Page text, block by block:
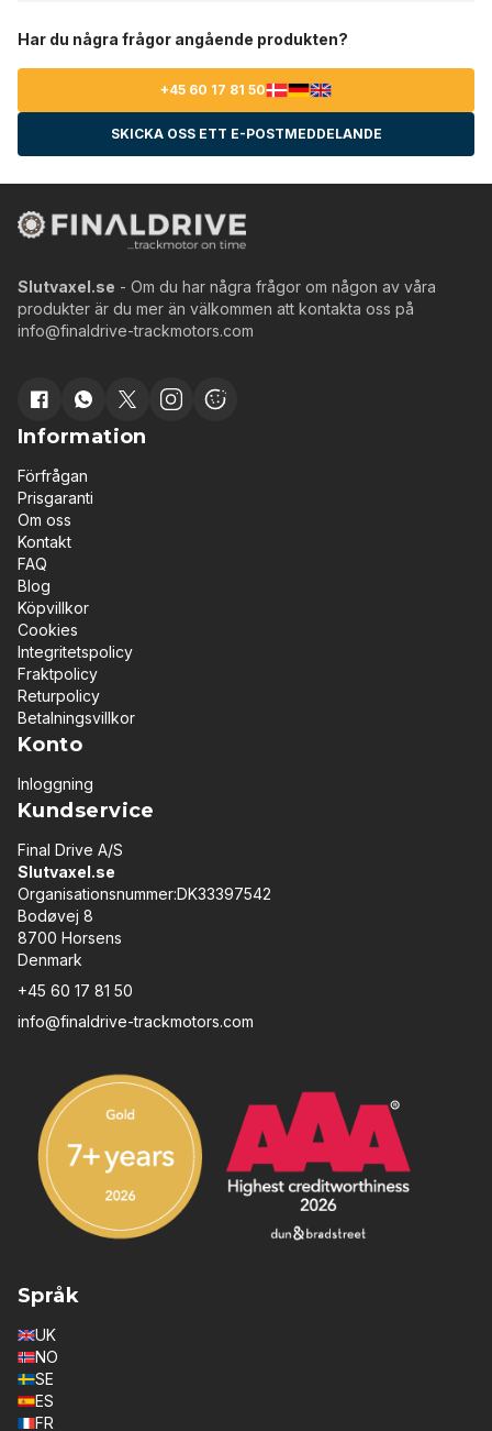
Har du några frågor angående produkten?
+45 60 17 81 50
SKICKA OSS ETT E-POSTMEDDELANDE
Slutvaxel.se - Om du har några frågor om någon av våra
produkter är du mer än välkommen att kontakta oss på
info@finaldrive-trackmotors.com
Information
Förfrågan
Prisgaranti
Om oss
Kontakt
FAQ
Blog
Köpvillkor
Cookies
Integritetspolicy
Fraktpolicy
Returpolicy
Betalningsvillkor
Konto
Inloggning
Kundservice
Final Drive A/S
Slutvaxel.se
Organisationsnummer:DK33397542
Bodøvej 8
8700 Horsens
Denmark
+45 60 17 81 50
info@finaldrive-trackmotors.com
Språk
UK
NO
SE
ES
FR